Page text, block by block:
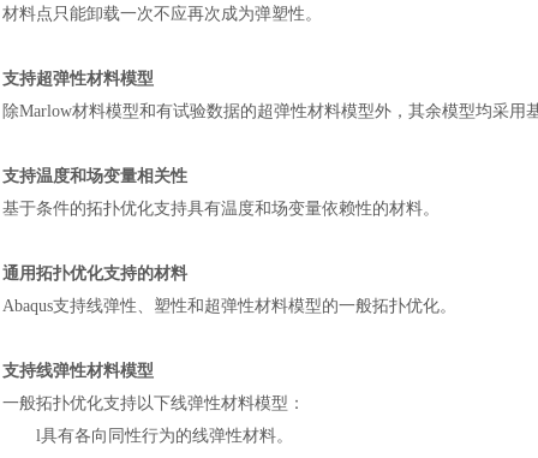
材料点只能卸载一次不应再次成为弹塑性。
支持超弹性材料模型
除Marlow材料模型和有试验数据的超弹性材料模型外，其余模型均采用
支持温度和场变量相关性
基于条件的拓扑优化支持具有温度和场变量依赖性的材料。
通用拓扑优化支持的材料
Abaqus支持线弹性、塑性和超弹性材料模型的一般拓扑优化。
支持线弹性材料模型
一般拓扑优化支持以下线弹性材料模型 ：
l具有各向同性行为的线弹性材料。